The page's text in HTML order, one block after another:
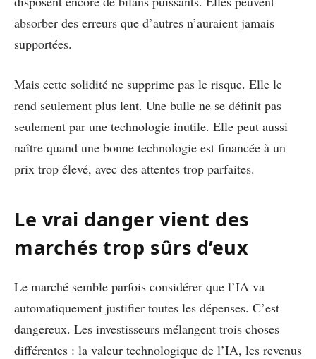
absorber des erreurs que d’autres n’auraient jamais
supportées.
Mais cette solidité ne supprime pas le risque. Elle le
rend seulement plus lent. Une bulle ne se définit pas
seulement par une technologie inutile. Elle peut aussi
naître quand une bonne technologie est financée à un
prix trop élevé, avec des attentes trop parfaites.
Le vrai danger vient des
marchés trop sûrs d’eux
Le marché semble parfois considérer que l’IA va
automatiquement justifier toutes les dépenses. C’est
dangereux. Les investisseurs mélangent trois choses
différentes : la valeur technologique de l’IA, les revenus